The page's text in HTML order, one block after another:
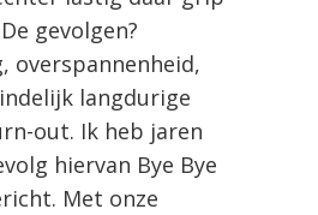
gevolgen?
overspannenheid,
langdurige
out. Ik heb jaren
hiervan Bye Bye
Met onze